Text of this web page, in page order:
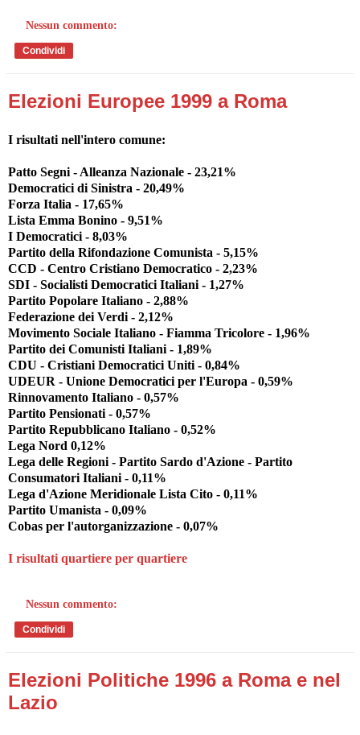
Nessun commento:
Condividi
Elezioni Europee 1999 a Roma
I risultati nell'intero comune:
Patto Segni - Alleanza Nazionale - 23,21%
Democratici di Sinistra - 20,49%
Forza Italia - 17,65%
Lista Emma Bonino - 9,51%
I Democratici - 8,03%
Partito della Rifondazione Comunista - 5,15%
CCD - Centro Cristiano Democratico - 2,23%
SDI - Socialisti Democratici Italiani - 1,27%
Partito Popolare Italiano - 2,88%
Federazione dei Verdi - 2,12%
Movimento Sociale Italiano - Fiamma Tricolore - 1,96%
Partito dei Comunisti Italiani - 1,89%
CDU - Cristiani Democratici Uniti - 0,84%
UDEUR - Unione Democratici per l'Europa - 0,59%
Rinnovamento Italiano - 0,57%
Partito Pensionati - 0,57%
Partito Repubblicano Italiano - 0,52%
Lega Nord 0,12%
Lega delle Regioni - Partito Sardo d'Azione - Partito
Consumatori Italiani - 0,11%
Lega d'Azione Meridionale Lista Cito - 0,11%
Partito Umanista - 0,09%
Cobas per l'autorganizzazione - 0,07%
I risultati quartiere per quartiere
Nessun commento:
Condividi
Elezioni Politiche 1996 a Roma e nel
Lazio